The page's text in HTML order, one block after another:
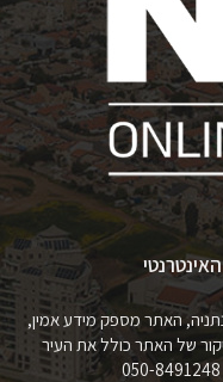
נתניה, האתר מספק מידע אמין,
של האתר כולל את העיר